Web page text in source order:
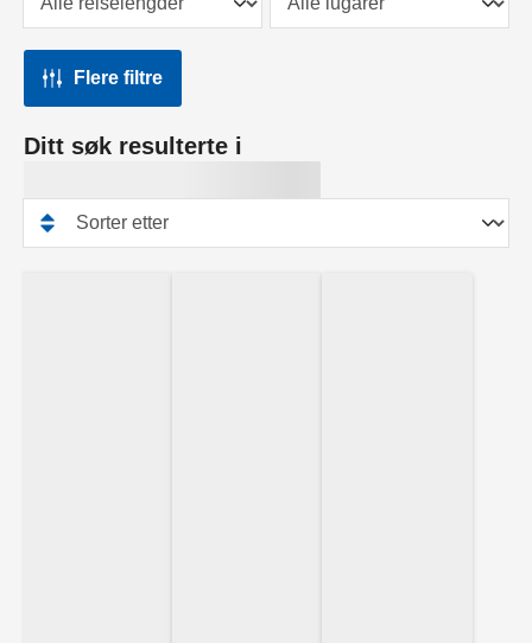
Flere filtre
Ditt søk resulterte i